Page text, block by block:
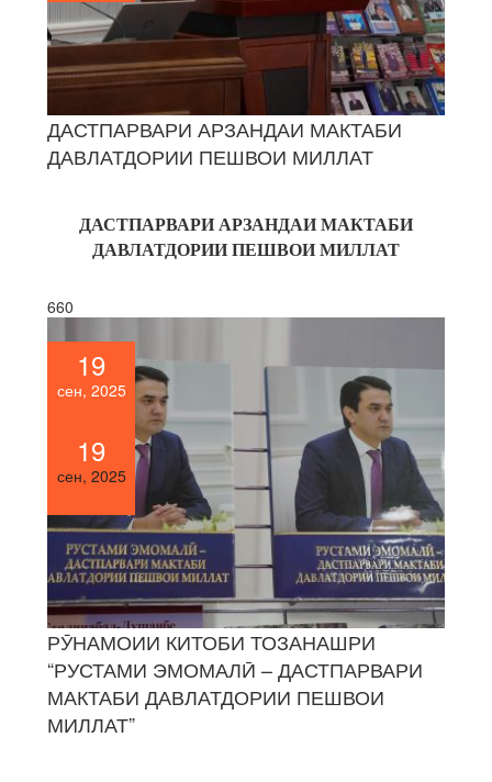
ДАСТПАРВАРИ АРЗАНДАИ МАКТАБИ
ДАВЛАТДОРИИ ПЕШВОИ МИЛЛАТ
ДАСТПАРВАРИ АРЗАНДАИ МАКТАБИ
ДАВЛАТДОРИИ ПЕШВОИ МИЛЛАТ
660
19
сен, 2025
19
сен, 2025
РӮНАМОИИ КИТОБИ ТОЗАНАШРИ
“РУСТАМИ ЭМОМАЛӢ – ДАСТПАРВАРИ
МАКТАБИ ДАВЛАТДОРИИ ПЕШВОИ
МИЛЛАТ”